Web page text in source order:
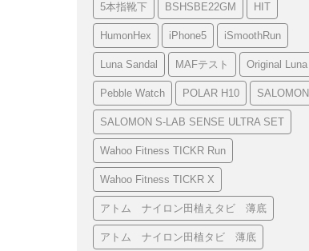
5本指靴下 BSHSBE22GM HIT
HumonHex iPhone5 iSmoothRun
Luna Sandal MAFテスト Original Luna
Pebble Watch POLAR H10 SALOMON
SALOMON S-LAB SENSE ULTRA SET
Wahoo Fitness TICKR Run
Wahoo Fitness TICKR X
アトム ナイロン田植えタビ 薄底
アトム ナイロン田植タビ 薄底